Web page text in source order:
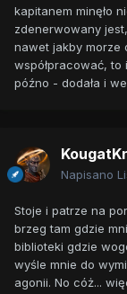
kapitanem minęło
zdenerwowany
nawet jakby morze
współpracować, to
późno - dodała i
Napisano
Stoje i patrze na
brzeg tam gdzie
biblioteki gdzie
wyśle mnie do
agonii. No cóż...